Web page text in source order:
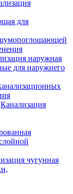
для
наружная
для наружнего
Канализация
чугунная